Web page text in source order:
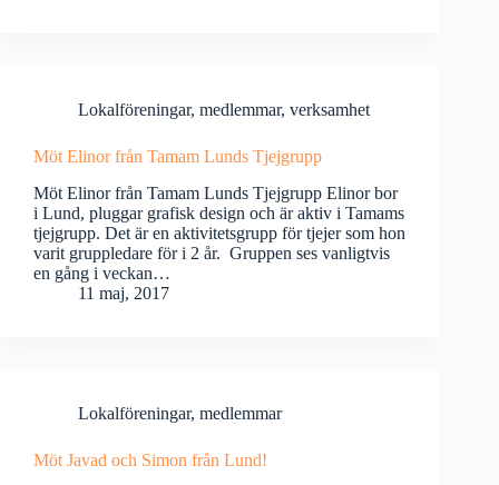
Lokalföreningar, medlemmar, verksamhet
Möt Elinor från Tamam Lunds Tjejgrupp
Möt Elinor från Tamam Lunds Tjejgrupp Elinor bor
i Lund, pluggar grafisk design och är aktiv i Tamams
tjejgrupp. Det är en aktivitetsgrupp för tjejer som hon
varit gruppledare för i 2 år. Gruppen ses vanligtvis
en gång i veckan…
11 maj, 2017
Lokalföreningar, medlemmar
Möt Javad och Simon från Lund!